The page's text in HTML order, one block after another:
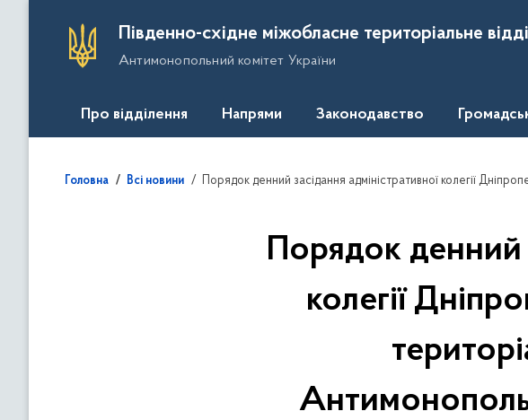
Південно-східне міжобласне територіальне
Антимонопольний комітет України
Про відділення Напрями Законодавство
Головна Всі новини Порядок денний засідання адміністративної колегії Дніпропетровського обласного територіального
Порядок денний
колегії